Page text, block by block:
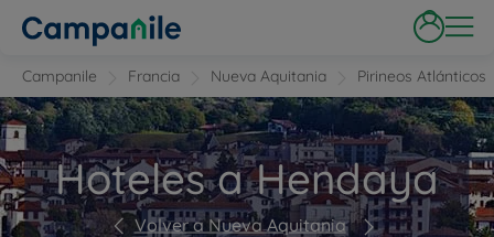
Campanile Francia Nueva Aquitania Pirineos Atlánticos
Hoteles a Hendaya
Volver a Nueva Aquitania